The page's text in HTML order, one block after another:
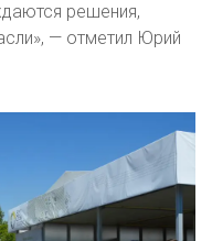
решения,
— отметил Юрий